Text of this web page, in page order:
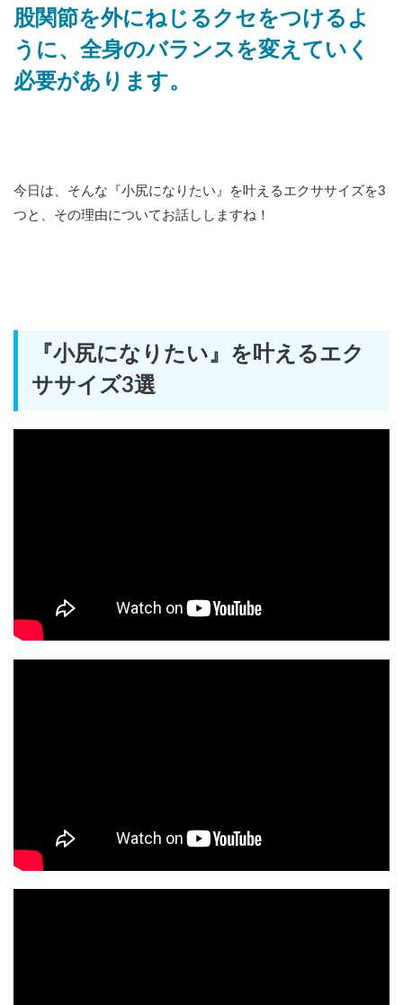
股関節を外にねじるクセをつけるよ
うに、全身のバランスを変えていく
必要があります。
今日は、そんな『小尻になりたい』を叶えるエクササイズを3
つと、その理由についてお話ししますね！
『小尻になりたい』を叶えるエク
ササイズ3選